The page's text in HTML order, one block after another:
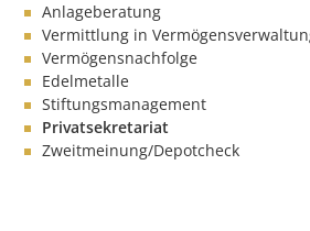
Anlageberatung
Vermittlung in
Vermögensnachfolge
Edelmetalle
Stiftungsmanagement
Privatsekretariat
Zweitmeinung/Depotcheck